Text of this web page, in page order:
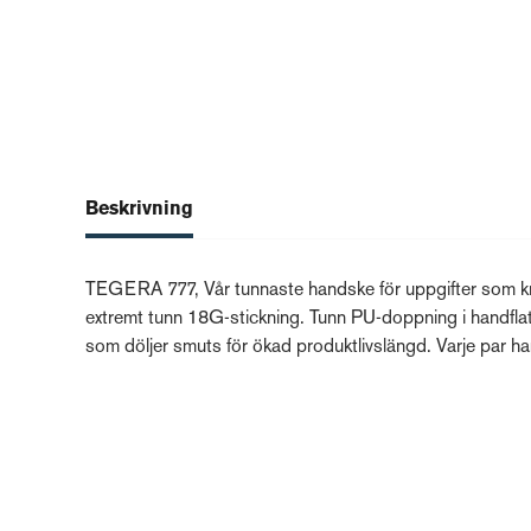
Beskrivning
TEGERA 777, Vår tunnaste handske för uppgifter som
extremt tunn 18G-stickning. Tunn PU-doppning i
som döljer smuts för ökad produktlivslängd. Varje par